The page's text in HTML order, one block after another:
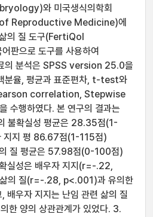
와 미국생식의학회
Reproductive Medicine)에
의 질 도구(FertiQol
판으로 도구를 사용하여
의 분석은 SPSS version 25.0을
분율, 평균과 표준편차, t-test와
correlation, Stepwise
행하였다. 본 연구의 결과는
불확실성 평균은 28.35점(1-
지지 평 86.67점(1-115점)
질 평균은 57.98점(0-100점)
실성은 배우자 지지(r=-.22,
의 질(r=-.28, p<.001)과 유의한
배우자 지지는 난임 관련 삶의 질
양의 상관관계가 있었다. 3.